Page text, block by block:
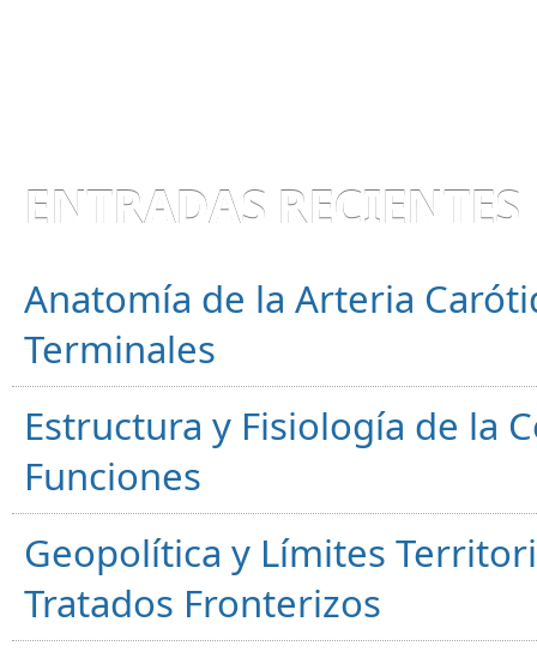
ENTRADAS RECIENTES
Anatomía de la Arteria
Terminales
Estructura y Fisiología de la
Funciones
Geopolítica y Límites
Tratados Fronterizos